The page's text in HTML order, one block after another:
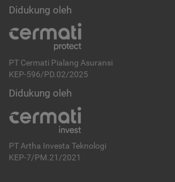
Didukung oleh
PT Cermati Pialang Asuransi
KEP-596/PD.02/2025
Didukung oleh
PT Artha Investa Teknologi
KEP-7/PM.21/2021